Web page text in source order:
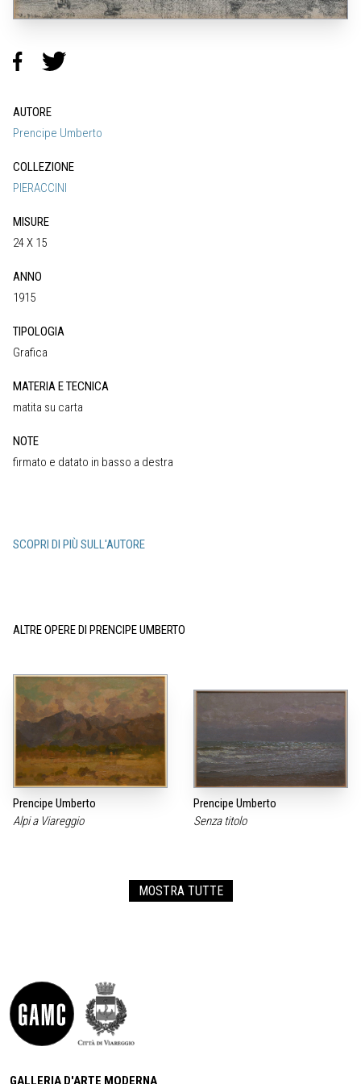
AUTORE
Prencipe Umberto
COLLEZIONE
PIERACCINI
MISURE
24 X 15
ANNO
1915
TIPOLOGIA
Grafica
MATERIA E TECNICA
matita su carta
NOTE
firmato e datato in basso a destra
SCOPRI DI PIÙ SULL'AUTORE
ALTRE OPERE DI PRENCIPE UMBERTO
Prencipe Umberto
Alpi a Viareggio
Prencipe Umberto
Senza titolo
MOSTRA TUTTE
GALLERIA D'ARTE MODERNA